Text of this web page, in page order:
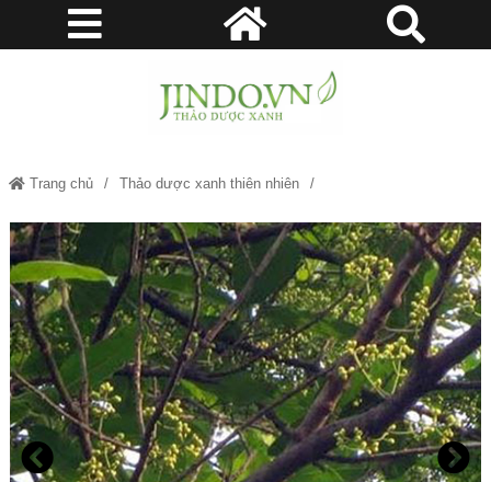
Trang chủ Thảo dược xanh thiên nhiên
Nụ vối khô - Hỗ trợ bệnh viêm dạ dày, viêm ruột cấp tính JD273 nuvoikho